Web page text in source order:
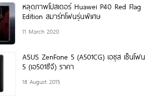
หลุดภาพโปสเตอร์ Huawei P40 Red Flag
Edition สมาร์ทโฟนรุ่นพิเศษ
11 March 2020
ASUS ZenFone 5 (A501CG) เอซุส เซ็นโฟน
5 (เอ501ซีจี) ราคา
18 August 2015